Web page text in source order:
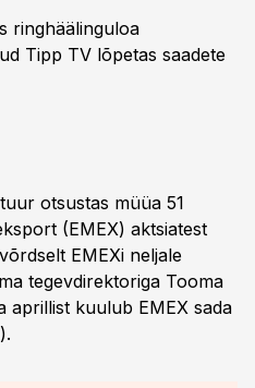
ringhäälinguloa
Tipp TV lõpetas saadete
otsustas müüa 51
(EMEX) aktsiatest
EMEXi neljale
tegevdirektoriga Tooma
aprillist kuulub EMEX sada